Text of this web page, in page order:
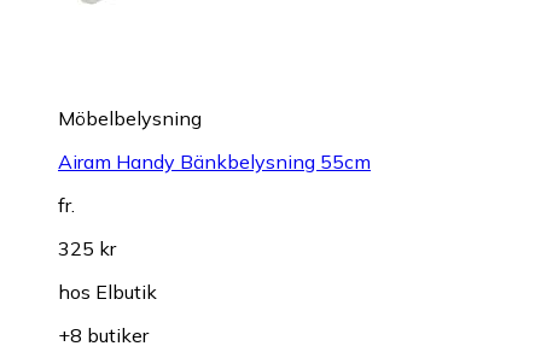
Möbelbelysning
Airam Handy Bänkbelysning 55cm
fr.
325 kr
hos Elbutik
+8 butiker